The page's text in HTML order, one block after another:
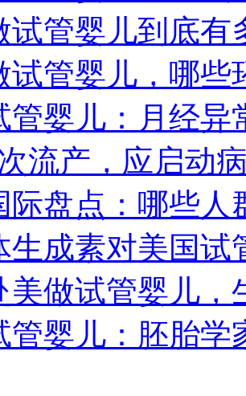
试管婴儿到底
试管婴儿，哪
管婴儿：月经
流产，应启动
际盘点：哪些人
生成素对美国试
美做试管婴儿，
管婴儿：胚胎